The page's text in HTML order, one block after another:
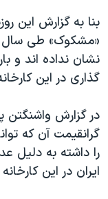
چهل سال
قانون شفافیت
اعتراضات مردمی آبان
نرگس محمدی برنده
همایش
صفحه‌های ویژه
بنا به گزارش این
«مشکوک» طی سال
نشان نداده اند و
گذاری در این
در گزارش
گرانقیمت آن که
را داشته به دلیل
ایران در این